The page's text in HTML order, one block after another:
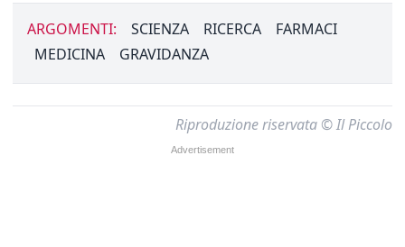
ARGOMENTI: SCIENZA RICERCA
FARMACI
MEDICINA
GRAVIDANZA
Riproduzione riservata © Il Piccolo